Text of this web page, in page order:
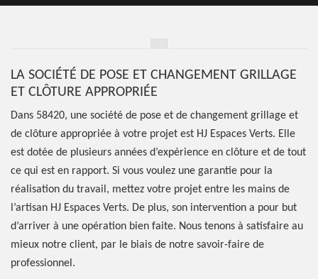
LA SOCIÉTÉ DE POSE ET CHANGEMENT GRILLAGE
ET CLÔTURE APPROPRIÉE
Dans 58420, une société de pose et de changement grillage et
de clôture appropriée à votre projet est HJ Espaces Verts. Elle
est dotée de plusieurs années d’expérience en clôture et de tout
ce qui est en rapport. Si vous voulez une garantie pour la
réalisation du travail, mettez votre projet entre les mains de
l’artisan HJ Espaces Verts. De plus, son intervention a pour but
d’arriver à une opération bien faite. Nous tenons à satisfaire au
mieux notre client, par le biais de notre savoir-faire de
professionnel.